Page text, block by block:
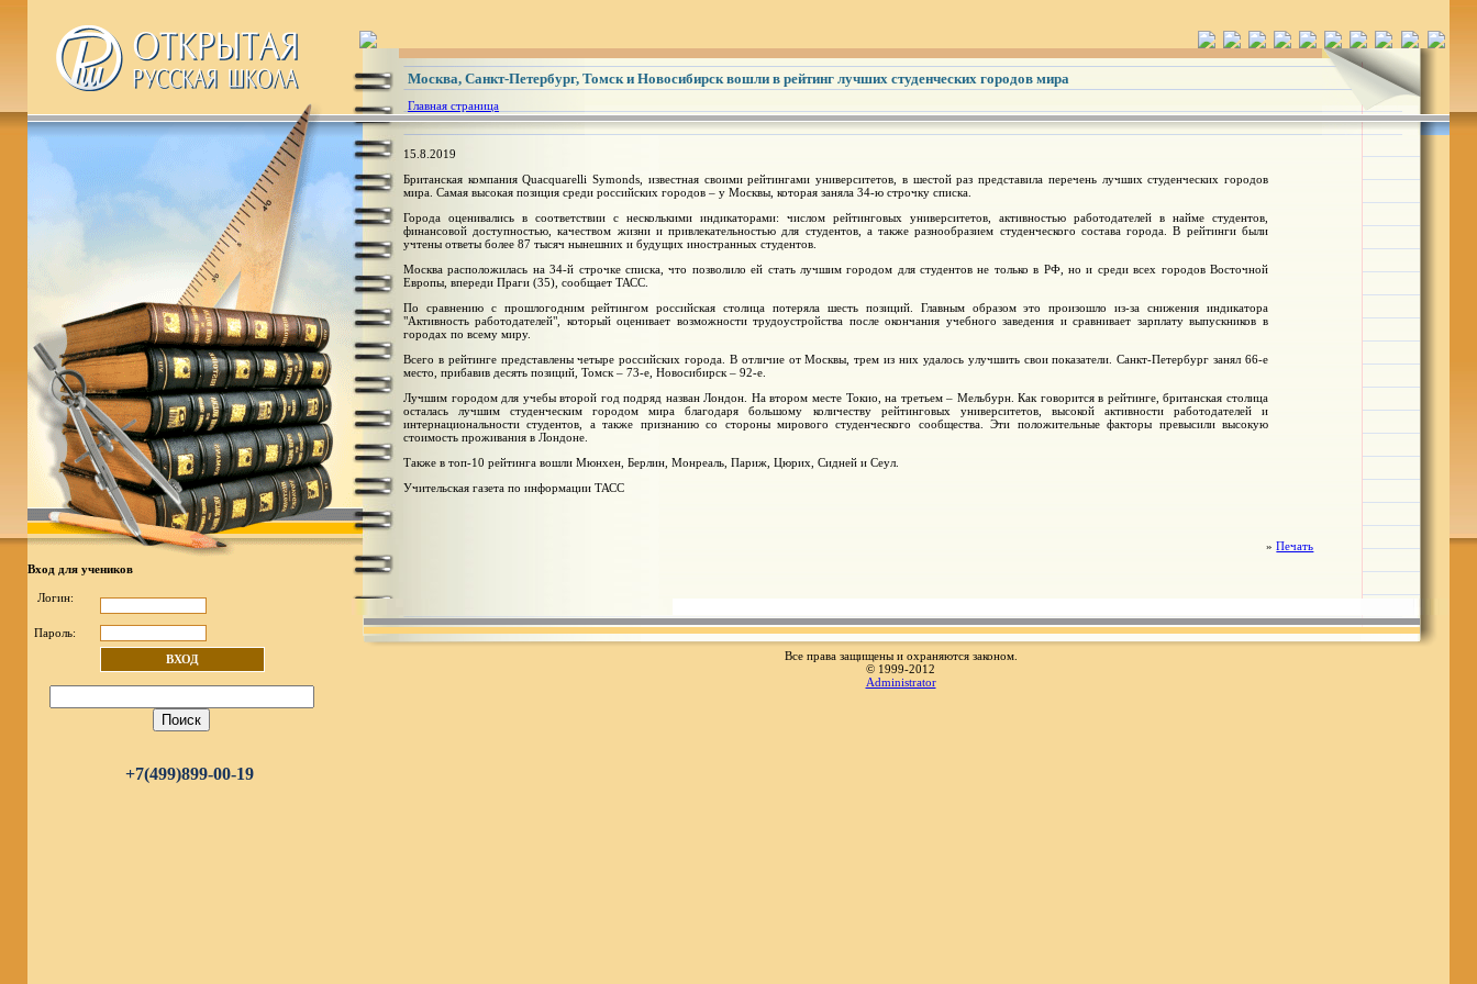
Москва, Санкт-Петербург, Томск и Новосибирск вошли в рейтинг лучших студенческих городов мира
Главная страница
Вход для учеников
Логин:
Пароль:
ВХОД
+7(499)899-00-19
15.8.2019
Британская компания Quacquarelli Symonds, известная своими рейтингами университетов, в шестой раз представила перечень лучших студенческих городов
мира. Самая высокая позиция среди российских городов – у Москвы, которая заняла 34-ю строчку списка.
​Города оценивались в соответствии с несколькими индикаторами: числом рейтинговых университетов, активностью работодателей в найме студентов,
финансовой доступностью, качеством жизни и привлекательностью для студентов, а также разнообразием студенческого состава города. В рейтинги были
учтены ответы более 87 тысяч нынешних и будущих иностранных студентов.
Москва расположилась на 34-й строчке списка, что позволило ей стать лучшим городом для студентов не только в РФ, но и среди всех городов Восточной
Европы, впереди Праги (35), сообщает ТАСС.
По сравнению с прошлогодним рейтингом российская столица потеряла шесть позиций. Главным образом это произошло из-за снижения индикатора
"Активность работодателей", который оценивает возможности трудоустройства после окончания учебного заведения и сравнивает зарплату выпускников в
городах по всему миру.
Всего в рейтинге представлены четыре российских города. В отличие от Москвы, трем из них удалось улучшить свои показатели. Санкт-Петербург занял 66-е
место, прибавив десять позиций, Томск – 73-е, Новосибирск – 92-е.
Лучшим городом для учебы второй год подряд назван Лондон. На втором месте Токио, на третьем – Мельбурн. Как говорится в рейтинге, британская столица
осталась лучшим студенческим городом мира благодаря большому количеству рейтинговых университетов, высокой активности работодателей и
интернациональности студентов, а также признанию со стороны мирового студенческого сообщества. Эти положительные факторы превысили высокую
стоимость проживания в Лондоне.
Также в топ-10 рейтинга вошли Мюнхен, Берлин, Монреаль, Париж, Цюрих, Сидней и Сеул.
Учительская газета по информации ТАСС
»Печать
Все права защищены и охраняются законом.
© 1999-2012
Administrator